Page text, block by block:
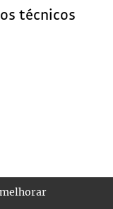
técnicos